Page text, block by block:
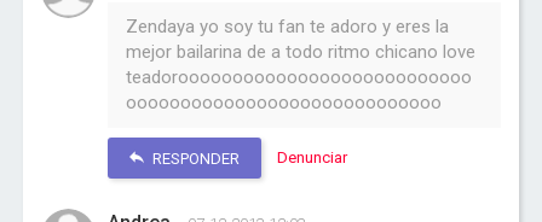
Zendaya yo soy tu fan te adoro y eres la
mejor bailarina de a todo ritmo chicano love
teadorooooooooooooooooooooooooooo
ooooooooooooooooooooooooooooo
RESPONDER Denunciar